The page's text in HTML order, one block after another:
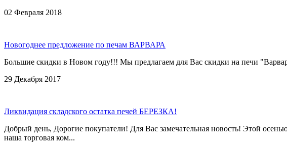
02 Февраля 2018
Новогоднее предложение по печам ВАРВАРА
Большие скидки в Новом году!!! Мы предлагаем для Вас скидки на печи
29 Декабря 2017
Ликвидация складского остатка печей БЕРЕЗКА!
Добрый день, Дорогие покупатели! Для Вас замечательная новость! Этой
наша торговая ком...